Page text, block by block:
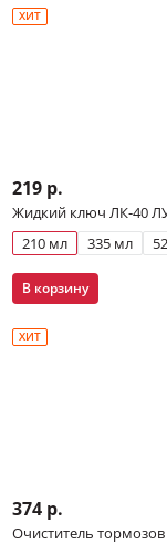
ХИТ
219 р.
Жидкий ключ ЛК-40
210 мл
335 мл
В корзину
ХИТ
374 р.
Очиститель